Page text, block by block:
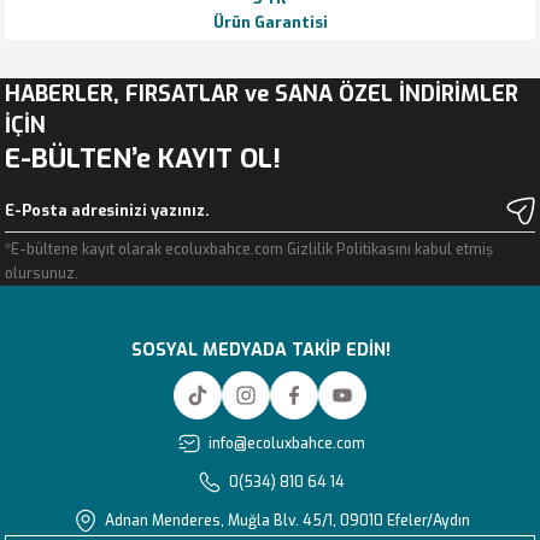
Ürün Garantisi
HABERLER, FIRSATLAR ve SANA ÖZEL İNDİRİMLER
İÇİN
E-BÜLTEN’e KAYIT OL!
*E-bültene kayıt olarak ecoluxbahce.com Gizlilik Politikasını kabul etmiş
olursunuz.
SOSYAL MEDYADA TAKİP EDİN!
info@ecoluxbahce.com
0(534) 810 64 14
Adnan Menderes, Muğla Blv. 45/1, 09010 Efeler/Aydın